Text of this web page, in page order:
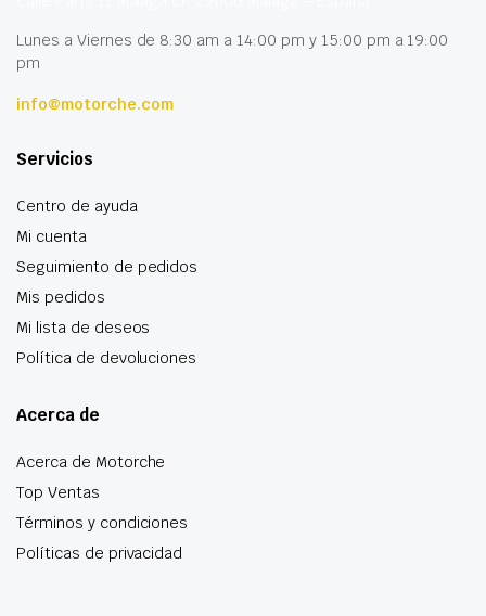
Lunes a Viernes de 8:30 am a 14:00 pm y 15:00 pm a 19:00
pm
info@motorche.com
Servicios
Centro de ayuda
Mi cuenta
Seguimiento de pedidos
Mis pedidos
Mi lista de deseos
Política de devoluciones
Acerca de
Acerca de Motorche
Top Ventas
Términos y condiciones
Políticas de privacidad